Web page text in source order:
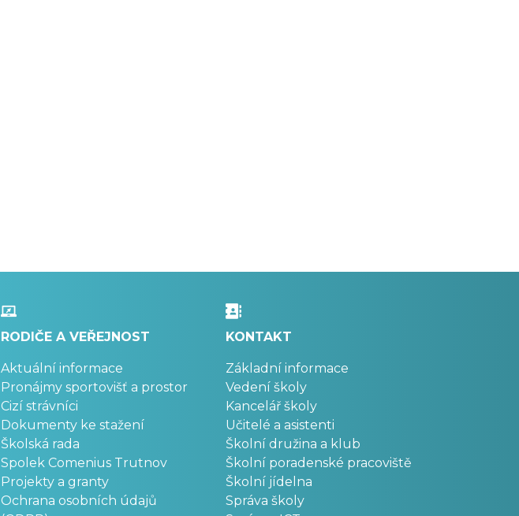
RODIČE A VEŘEJNOST
Aktuální informace
Pronájmy sportovišť a prostor
Cizí strávníci
Dokumenty ke stažení
Školská rada
Spolek Comenius Trutnov
Projekty a granty
Ochrana osobních údajů
KONTAKT
Základní informace
Vedení školy
Kancelář školy
Učitelé a asistenti
Školní družina a klub
Školní poradenské pracoviště
Školní jídelna
Správa školy